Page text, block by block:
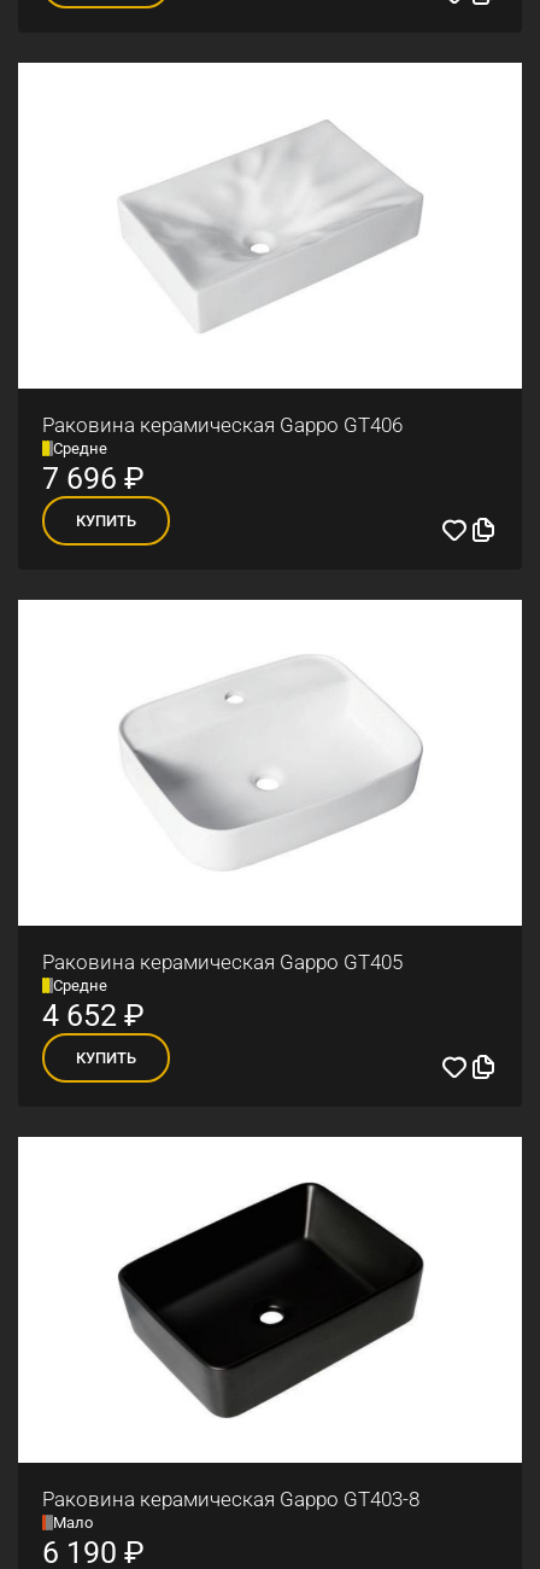
Раковина керамическая Gappo GT406
Средне
7 696 ₽
КУПИТЬ
Раковина керамическая Gappo GT405
Средне
4 652₽
КУПИТЬ
Раковина керамическая Gappo GT403-8
Мало
6 190 ₽